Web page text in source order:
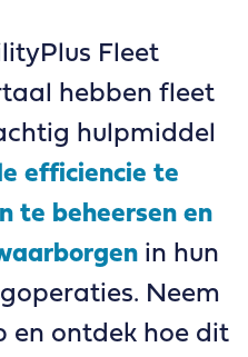
Fleet
hebben fleet
hulpmiddel
efficiencie te
te beheersen en
in hun
Neem
en ontdek hoe dit